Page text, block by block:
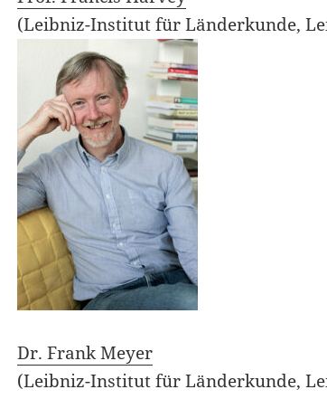
(Leibniz-Institut für Länderkunde,
Dr. Frank Meyer
(Leibniz-Institut für Länderkunde,